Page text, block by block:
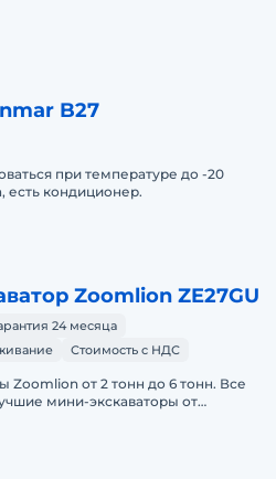
B27
при температуре до -20
есть кондиционер.
Zoomlion ZE27GU
24 месяца
Стоимость с НДС
Zoomlion от 2 тонн до 6 тонн. Все
мини-экскаваторы от